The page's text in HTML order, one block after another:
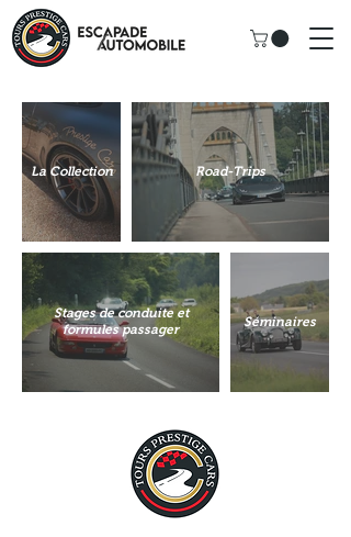
La Collection Road-Trips
Stages de conduite et
formules passager
Séminaires